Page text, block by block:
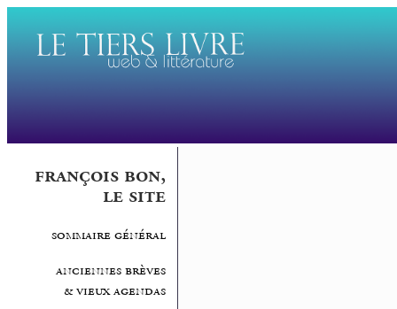
françois bon,
le site
sommaire général
anciennes brèves
& vieux agendas